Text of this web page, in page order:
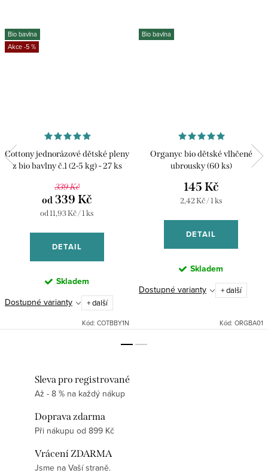
Bio bavlna
-5 %
Cottony jednorázové dětské pleny
z bio bavlny č.1 (2-5 kg) - 27 ks
339 Kč
od 339 Kč
Měrná
od 11,93 Kč / 1 ks
DETAIL
Skladem
Dostupné varianty
+ další
Kód: COTBBY1N
Bio bavlna
Organyc bio dětské vlhčené
ubrousky (60 ks)
145 Kč
Měrná
2,42 Kč / 1 ks
DETAIL
Skladem
Dostupné varianty
+ další
Kód: ORGBA01
Sleva pro registrované
Až - 8 % na každý nákup
Doprava zdarma
Při nákupu od 899 Kč
Vrácení ZDARMA
Jsme na Vaší straně.